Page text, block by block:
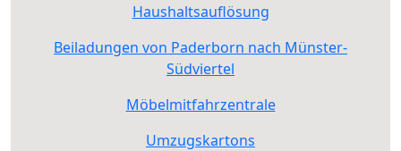
Haushaltsauflösung
Beiladungen von Paderborn nach Münster-
Südviertel
Möbelmitfahrzentrale
Umzugskartons